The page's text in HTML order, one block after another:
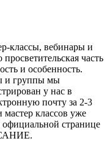
классы, вебинары и
часть
и особенность.
и группы мы
у нас в
почту за 2-3
классов уже
официальной странице